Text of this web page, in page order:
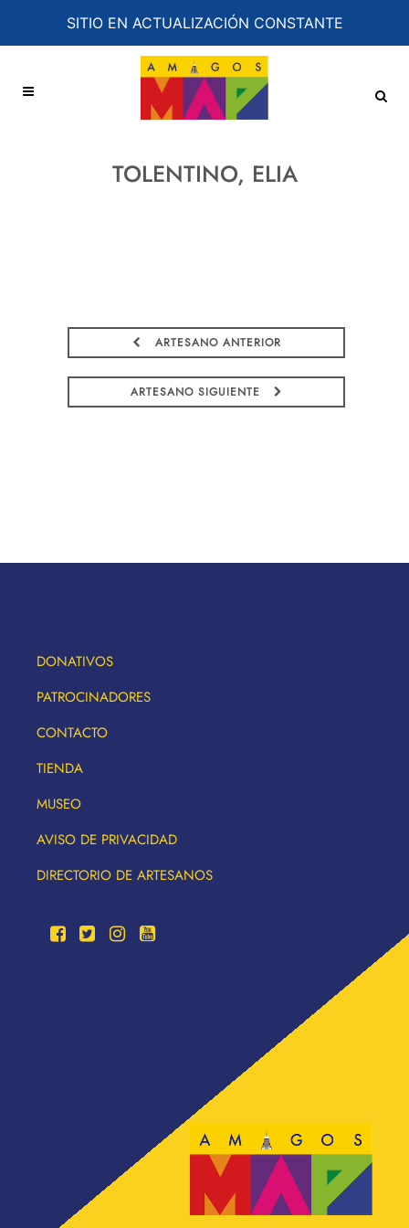
SITIO EN ACTUALIZACIÓN CONSTANTE
TOLENTINO, ELIA
ARTESANO ANTERIOR
ARTESANO SIGUIENTE
DONATIVOS
PATROCINADORES
CONTACTO
TIENDA
MUSEO
AVISO DE PRIVACIDAD
DIRECTORIO DE ARTESANOS